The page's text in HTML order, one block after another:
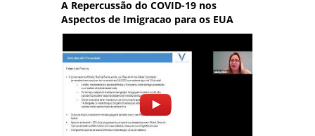
A Repercussão do COVID-19 nos
Aspectos de Imigracao para os EUA